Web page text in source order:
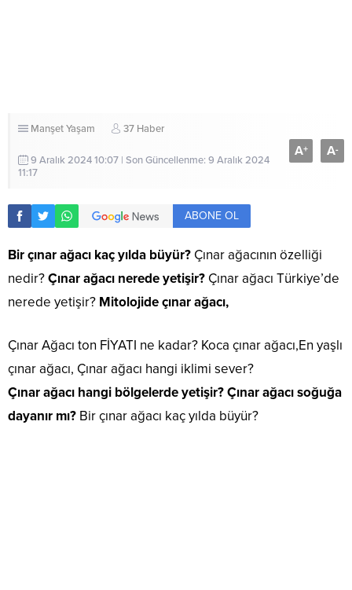
ManşetYaşam 37 Haber
9 Aralık 2024 10:07 | Son Güncellenme: 9 Aralık 2024
11:17
A+ A-
ABONE OL
Bir çınar ağacı kaç yılda büyür? Çınar ağacının özelliği
nedir?Çınar ağacı nerede yetişir? Çınar ağacı Türkiye’de
nerede yetişir? Mitolojide çınar ağacı,
Çınar Ağacı ton FİYATI ne kadar? Koca çınar ağacı,En yaşlı
çınar ağacı, Çınar ağacı hangi iklimi sever?
Çınar ağacı hangi bölgelerde yetişir?Çınar ağacı soğuğa
dayanır mı? Bir çınar ağacı kaç yılda büyür?